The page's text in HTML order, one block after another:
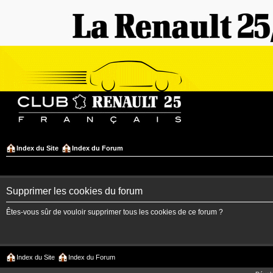
Index du Site Index du Forum
Supprimer les cookies du forum
Êtes-vous sûr de vouloir supprimer tous les cookies de ce forum ?
Index du Site Index du Forum